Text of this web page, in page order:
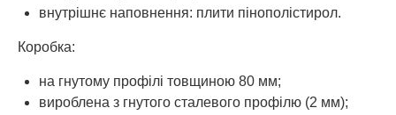
внутрішнє наповнення: плити пінополістирол.
Коробка:
на гнутому профілі товщиною 80 мм;
вироблена з гнутого сталевого профілю (2 мм);